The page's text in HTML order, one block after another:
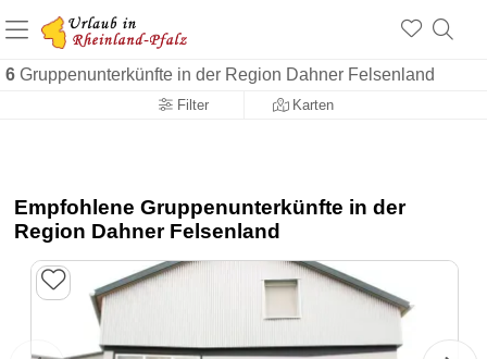
6 Gruppenunterkünfte in der Region Dahner Felsenland
Filter Karten
+1.500 Unterkünfte in Rheinland-Pfalz
+1.000 Sehenswürdigkeiten
Über 25 Jahre online
Empfohlene Gruppenunterkünfte in der
Region Dahner Felsenland